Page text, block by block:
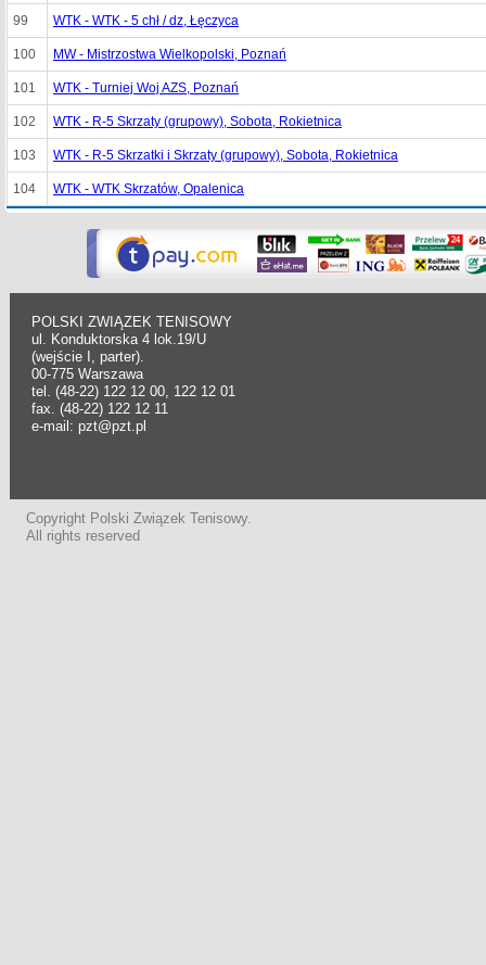
99 WTK - WTK - 5 chł / dz, Łęczyca
100 MW - Mistrzostwa Wielkopolski, Poznań
101 WTK - Turniej Woj AZS, Poznań
102 WTK - R-5 Skrzaty (grupowy), Sobota, Rokietnica
103 WTK - R-5 Skrzatki i Skrzaty (grupowy), Sobota, Rokietnica
104 WTK - WTK Skrzatów, Opalenica
POLSKI ZWIĄZEK TENISOWY
ul. Konduktorska 4 lok.19/U
(wejście I, parter).
00-775 Warszawa
tel. (48-22) 122 12 00, 122 12 01
fax. (48-22) 122 12 11
e-mail: pzt@pzt.pl
Copyright Polski Związek Tenisowy.
All rights reserved